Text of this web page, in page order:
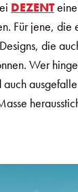
DEZENTeine
Für jene, die
die
Wer
auch